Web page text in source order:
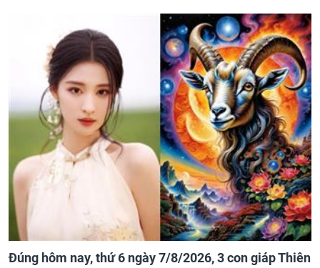
Đúng hôm nay, thứ 6 ngày 7/8/2026, 3 con giáp Thiên